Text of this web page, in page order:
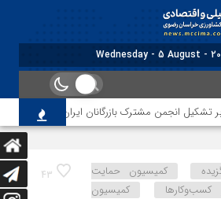
انجمن مشترک بازرگانان ایران و عراق در مشهد
43
کمیسیون حمایت
کمیسیون